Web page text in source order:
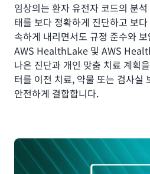
임상의는 환자 유전자 코드의 분
태를 보다 정확하게 진단하고 보
속하게 내리면서도 규정 준수와
AWS HealthLake 및 AWS
나은 진단과 개인 맞춤 치료 계획
터를 이전 치료, 약물 또는 검사실
안전하게 결합합니다.